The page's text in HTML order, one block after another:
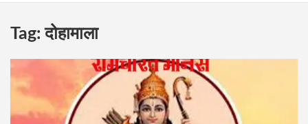
Tag:दोहामाला